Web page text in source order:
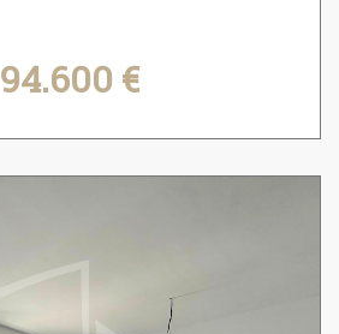
94.600 €